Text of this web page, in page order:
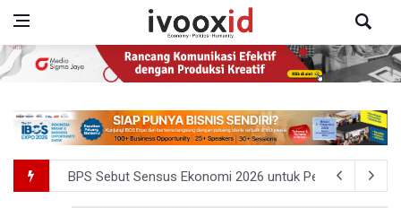
BPS Sebut Sensus Ekonomi 2026 untuk Perbarui Data